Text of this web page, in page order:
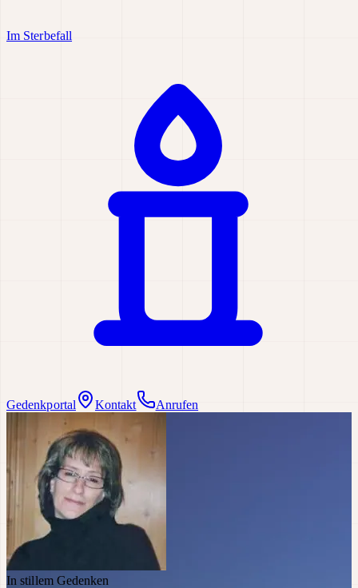
Im Sterbefall
Gedenkportal Kontakt Anrufen
In stillem Gedenken